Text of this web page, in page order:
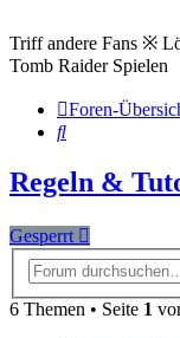
Triff andere Fans ※
Tomb Raider Spielen
Foren-
Suche
Regeln &
Gesperrt
6 Themen • Seite 1